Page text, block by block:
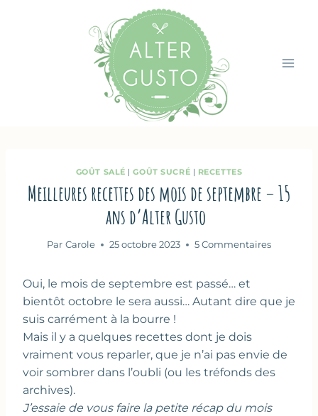
GOÛT SALÉ |GOÛT SUCRÉ | RECETTES
Meilleures recettes des mois de septembre – 15
ans d’Alter Gusto
Par Carole 25 octobre 2023 5 Commentaires
Oui, le mois de septembre est passé… et
bientôt octobre le sera aussi… Autant dire que je
suis carrément à la bourre !
Mais il y a quelques recettes dont je dois
vraiment vous reparler, que je n’ai pas envie de
voir sombrer dans l’oubli (ou les tréfonds des
archives).
J’essaie de vous faire la petite récap du mois